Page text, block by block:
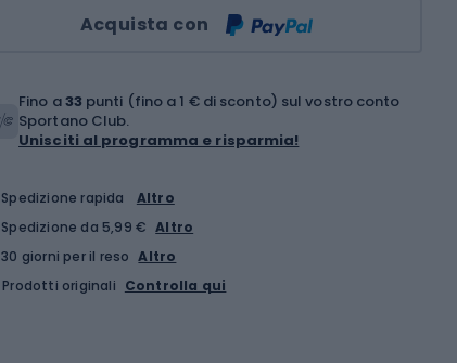
Acquista con
Fino a33 punti (fino a 1 € di sconto) sul vostro conto
Sportano Club.
Unisciti al programma e risparmia!
Spedizione rapida
Altro
Spedizione da 5,99 € Altro
30 giorni per il reso Altro
Prodotti originali Controlla qui